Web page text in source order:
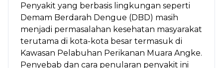
Penyakit yang berbasis lingkungan seperti
Demam Berdarah Dengue (DBD) masih
menjadi permasalahan kesehatan masyarakat
terutama di kota-kota besar termasuk di
Kawasan Pelabuhan Perikanan Muara Angke.
Penyebab dan cara penularan penyakit ini